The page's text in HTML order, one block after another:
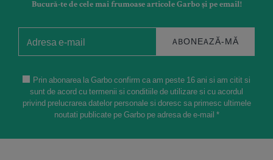
Bucură-te de cele mai frumoase articole Garbo și pe email!
ABONEAZĂ-MĂ
Prin abonarea la Garbo confirm ca am peste 16 ani si am citit si
sunt de acord cu termenii si conditiile de utilizare si cu acordul
privind prelucrarea datelor personale si doresc sa primesc ultimele
noutati publicate pe Garbo pe adresa de e-mail *